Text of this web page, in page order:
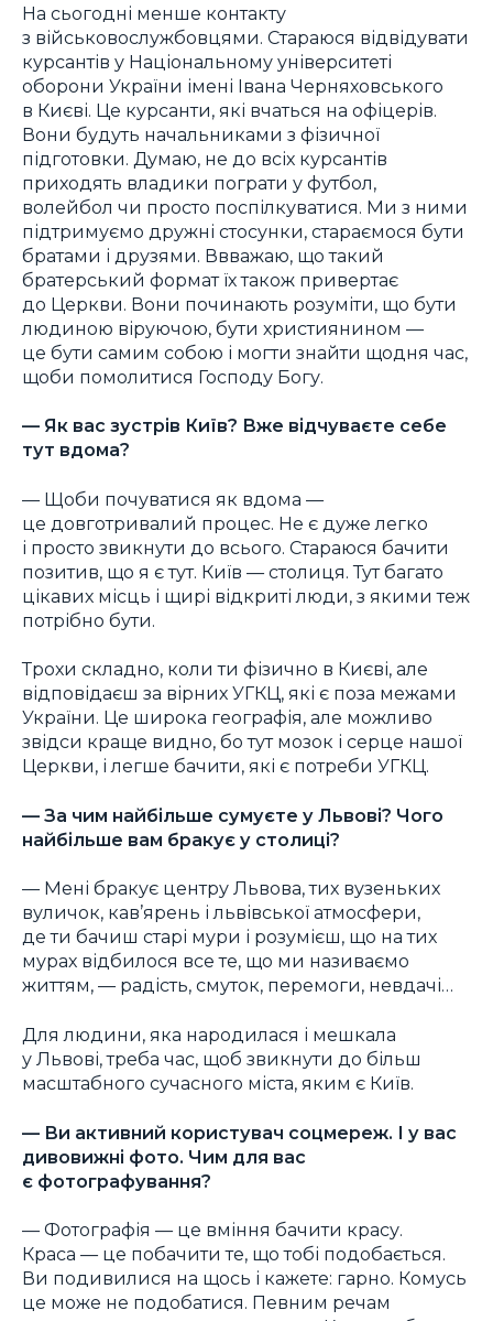
На сьогодні менше контакту
з військовослужбовцями. Стараюся відвідувати
курсантів у Національному університеті
оборони України імені Івана Черняховського
в Києві. Це курсанти, які вчаться на офіцерів.
Вони будуть начальниками з фізичної
підготовки. Думаю, не до всіх курсантів
приходять владики пограти у футбол,
волейбол чи просто поспілкуватися. Ми з ними
підтримуємо дружні стосунки, стараємося бути
братами і друзями. Ввважаю, що такий
братерський формат їх також привертає
до Церкви. Вони починають розуміти, що бути
людиною віруючою, бути християнином —
це бути самим собою і могти знайти щодня час,
щоби помолитися Господу Богу.
— Як вас зустрів Київ? Вже відчуваєте себе
тут вдома?
— Щоби почуватися як вдома —
це довготривалий процес. Не є дуже легко
і просто звикнути до всього. Стараюся бачити
позитив, що я є тут. Київ — столиця. Тут багато
цікавих місць і щирі відкриті люди, з якими теж
потрібно бути.
Трохи складно, коли ти фізично в Києві, але
відповідаєш за вірних УГКЦ, які є поза межами
України. Це широка географія, але можливо
звідси краще видно, бо тут мозок і серце нашої
Церкви, і легше бачити, які є потреби УГКЦ.
— За чим найбільше сумуєте у Львові? Чого
найбільше вам бракує у столиці?
— Мені бракує центру Львова, тих вузеньких
вуличок, кав’ярень і львівської атмосфери,
де ти бачиш старі мури і розумієш, що на тих
мурах відбилося все те, що ми називаємо
життям, — радість, смуток, перемоги, невдачі…
Для людини, яка народилася і мешкала
у Львові, треба час, щоб звикнути до більш
масштабного сучасного міста, яким є Київ.
— Ви активний користувач соцмереж. І у вас
дивовижні фото. Чим для вас
є фотографування?
— Фотографія — це вміння бачити красу.
Краса — це побачити те, що тобі подобається.
Ви подивилися на щось і кажете: гарно. Комусь
це може не подобатися. Певним речам